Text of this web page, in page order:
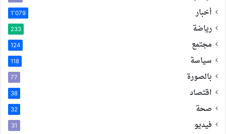
أخبار 1٬079
رياضة 233
مجتمع 124
سياسة 118
بالصورة 77
اقتصاد 38
صحة 32
فيديو 31